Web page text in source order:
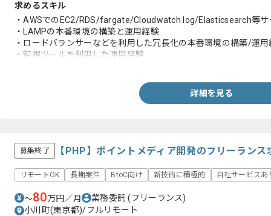
求めるスキル
・AWSでのEC2/RDS/fargate/Cloudwatch log/Elasticsearch等
・LAMPの本番環境の構築と運用経験
・ロードバランサーなどを利用した冗長化の本番環境の構築/運用
・監視ツールを利用した運用経験
詳細を見る
募集終了 【PHP】ポイントメディア開発のフリーランス
リモートOK 長期案件 BtoC向け 新技術に積極的 自社サービスあ
〜80万円／月 業務委託(フリーランス)
小川町(東京都)/フルリモート